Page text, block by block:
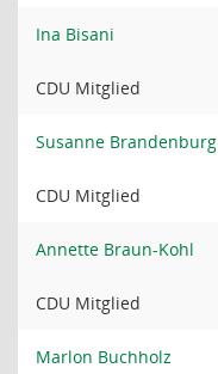
Ina Bisani
CDU Mitglied
Susanne Brandenburg
CDU Mitglied
Annette Braun-Kohl
CDU Mitglied
Marlon Buchholz